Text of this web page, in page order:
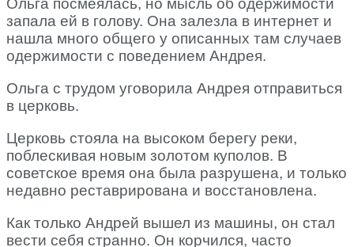
Ольга посмеялась, но мысль об одержимости
запала ей в голову. Она залезла в интернет и
нашла много общего у описанных там случаев
одержимости с поведением Андрея.
Ольга с трудом уговорила Андрея отправиться
в церковь.
Церковь стояла на высоком берегу реки,
поблескивая новым золотом куполов. В
советское время она была разрушена, и только
недавно реставрирована и восстановлена.
Как только Андрей вышел из машины, он стал
вести себя странно. Он корчился, часто